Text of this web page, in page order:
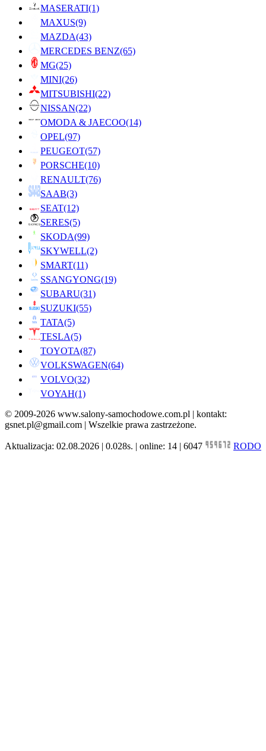
MASERATI(1)
MAXUS(9)
MAZDA(43)
MERCEDES BENZ(65)
MG(25)
MINI(26)
MITSUBISHI(22)
NISSAN(22)
OMODA & JAECOO(14)
OPEL(97)
PEUGEOT(57)
PORSCHE(10)
RENAULT(76)
SAAB(3)
SEAT(12)
SERES(5)
SKODA(99)
SKYWELL(2)
SMART(11)
SSANGYONG(19)
SUBARU(31)
SUZUKI(55)
TATA(5)
TESLA(5)
TOYOTA(87)
VOLKSWAGEN(64)
VOLVO(32)
VOYAH(1)
© 2009-2026 www.salony-samochodowe.com.pl | kontakt:
gsnet.pl@gmail.com | Wszelkie prawa zastrzeżone.
Aktualizacja: 02.08.2026 | 0.028s. | online: 14 | 6047 RODO